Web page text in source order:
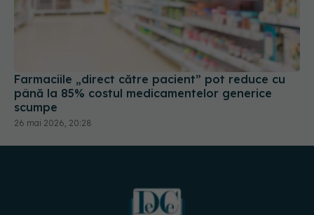
Farmaciile „direct către pacient” pot reduce cu
până la 85% costul medicamentelor generice
scumpe
26 mai 2026, 20:28